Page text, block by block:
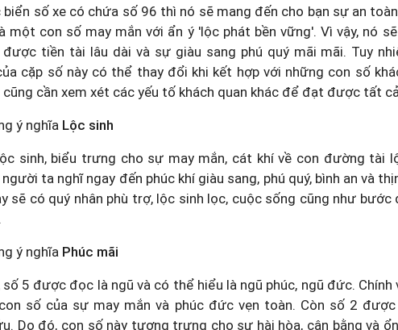
biển số xe có chứa số 96 thì nó sẽ mang đến cho bạn sự an
một con số may mắn với ẩn ý 'lộc phát bền vững'. Vì vậy, nó
tiền tài lâu dài và sự giàu sang phú quý mãi mãi. Tuy
cặp số này có thể thay đổi khi kết hợp với những con số
cũng cần xem xét các yếu tố khách quan khác để đạt được tất
ý nghĩa Lộc sinh
sinh, biểu trưng cho sự may mắn, cát khí về con đường tài
ta nghĩ ngay đến phúc khí giàu sang, phú quý, bình an và
sẽ có quý nhân phù trợ, lộc sinh lọc, cuộc sống cũng như
ý nghĩa Phúc mãi
5 được đọc là ngũ và có thể hiểu là ngũ phúc, ngũ đức. Chính
số của sự may mắn và phúc đức vẹn toàn. Còn số 2
Do đó, con số này tượng trưng cho sự hài hòa, cân bằng và